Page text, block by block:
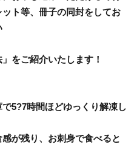
ト等、冊子の同封をしてお
をご紹介いたします！
5?7時間ほどゆっくり解凍し
が残り、お刺身で食べると